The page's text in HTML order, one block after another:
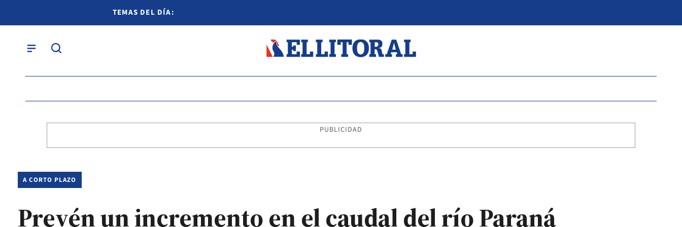
TEMAS DEL DÍA:
PUBLICIDAD
A CORTO PLAZO
Prevén un incremento en el caudal del río Paraná